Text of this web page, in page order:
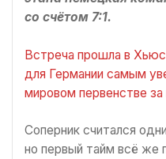
со счётом 7:1.
Встреча прошла в
для Германии самым
мировом первенстве
Соперник считался
но первый тайм всё же